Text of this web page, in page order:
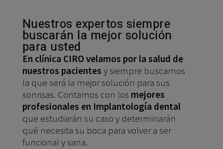
Nuestros expertos siempre
buscarán la mejor solución
para usted
En clínica CIRO velamos por la salud de
nuestros pacientes y siempre buscamos
la que será la mejor solución para sus
sonrisas. Contamos con los mejores
profesionales en Implantología dental
que estudiarán su caso y determinarán
qué necesita su boca para volver a ser
funcional y sana.